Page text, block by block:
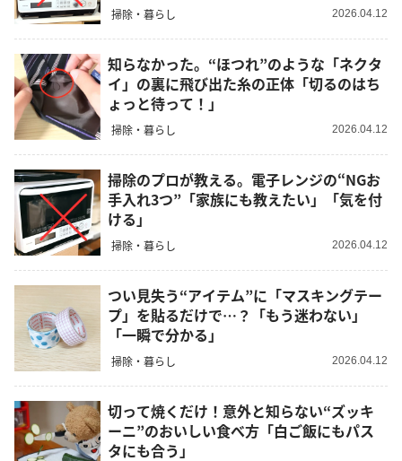
掃除・暮らし 2026.04.12
知らなかった。“ほつれ”のような「ネクタ
イ」の裏に飛び出た糸の正体「切るのはち
ょっと待って！」
掃除・暮らし 2026.04.12
掃除のプロが教える。電子レンジの“NGお
手入れ3つ”「家族にも教えたい」「気を付
ける」
掃除・暮らし 2026.04.12
つい見失う“アイテム”に「マスキングテー
プ」を貼るだけで…？「もう迷わない」
「一瞬で分かる」
掃除・暮らし 2026.04.12
切って焼くだけ！意外と知らない“ズッキ
ーニ”のおいしい食べ方「白ご飯にもパス
タにも合う」